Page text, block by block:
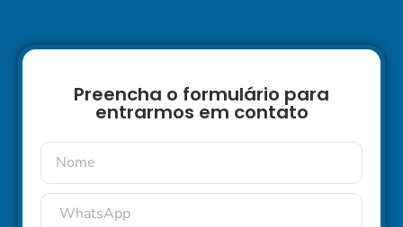
Preencha o formulário para
entrarmos em contato